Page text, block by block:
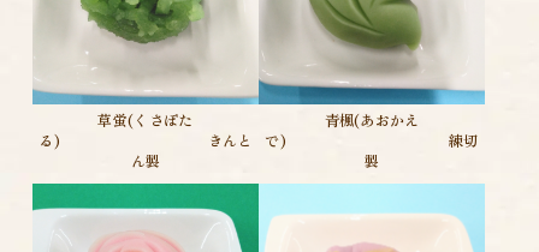
草蛍(くさぼた
る) きんと
ん製
青楓(あおかえ
で) 練切
製